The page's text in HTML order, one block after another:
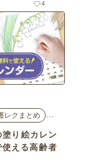
など、使いやす
！商用フリーで
軽にさまざまな
いただけます。
4
レクまとめ
り絵カレン
える高齢者